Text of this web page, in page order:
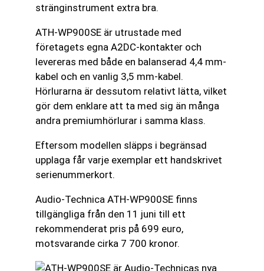
stränginstrument extra bra.
ATH-WP900SE är utrustade med
företagets egna A2DC-kontakter och
levereras med både en balanserad 4,4 mm-
kabel och en vanlig 3,5 mm-kabel.
Hörlurarna är dessutom relativt lätta, vilket
gör dem enklare att ta med sig än många
andra premiumhörlurar i samma klass.
Eftersom modellen släpps i begränsad
upplaga får varje exemplar ett handskrivet
serienummerkort.
Audio-Technica ATH-WP900SE finns
tillgängliga från den 11 juni till ett
rekommenderat pris på 699 euro,
motsvarande cirka 7 700 kronor.